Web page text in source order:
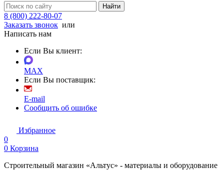
Найти
8 (800) 222-80-07
Заказать звонок или
Написать нам
Если Вы клиент:
MAX
Если Вы поставщик:
E-mail
Сообщить об ошибке
Избранное
0
0 Корзина
Строительный магазин «Альтус» - материалы и оборудование